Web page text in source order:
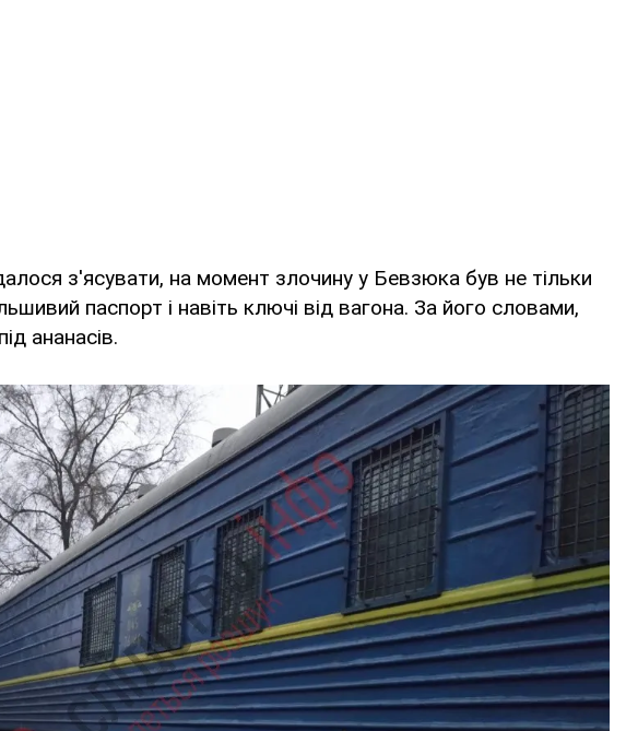
з'ясувати, на момент злочину у Бевзюка був не тільки
паспорт і навіть ключі від вагона. За його словами,
ананасів.